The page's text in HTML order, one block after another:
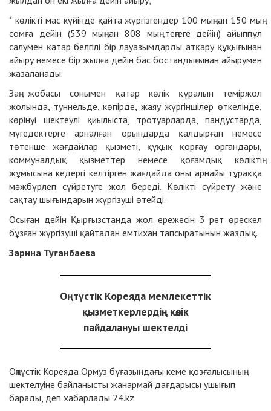
* көлікті мас күйінде қайта жүргізгендер 100 мыңнан 150 мың
сомға дейін (539 мыңнан 808 мың теңгеге дейін) айыппұл
салумен қатар белгілі бір лауазымдарды атқару құқығынан
айыру немесе бір жылға дейін бас бостандығынан айырумен
жазаланады.
Заң жобасы сонымен қатар көлік құралын теміржол
жолында, туннельде, көпірде, жаяу жүргіншілер өткелінде,
көрінуі шектеулі қиылыста, тротуарларда, пандустарда,
мүгедектерге арналған орындарда қалдырған немесе
төтенше жағдайлар қызметі, құқық қорғау органдары,
коммуналдық қызметтер немесе қоғамдық көліктің
жұмысына кедергі келтірген жағдайда оны арнайы тұраққа
мәжбүрлеп сүйретуге жол береді. Көлікті сүйрету және
сақтау шығындарын жүргізуші өтейді.
Осыған дейін Қырғызстанда жол ережесін 3 рет өрескел
бұзған жүргізуші қайтадан емтихан тапсыратынын жаздық.
Зарина Туғанбаева
Оңтүстік Кореяда мемлекеттік
қызметкерлердің көлік
пайдалануы шектелді
Оңтүстік Кореяда Ормуз бұғазындағы кеме қозғалысының
шектелуіне байланысты жанармай дағдарысы ушығып
барады, деп хабарлады 24.kz